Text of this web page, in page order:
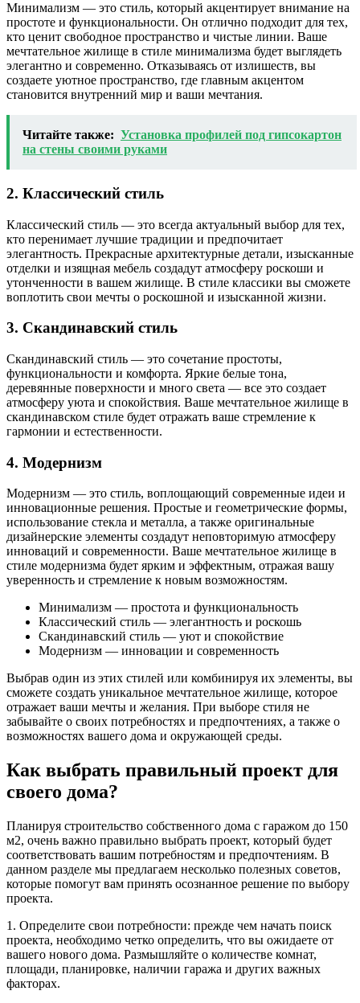
Минимализм — это стиль, который акцентирует внимание на
простоте и функциональности. Он отлично подходит для тех,
кто ценит свободное пространство и чистые линии. Ваше
мечтательное жилище в стиле минимализма будет выглядеть
элегантно и современно. Отказываясь от излишеств, вы
создаете уютное пространство, где главным акцентом
становится внутренний мир и ваши мечтания.
Читайте также: Установка профилей под гипсокартон
на стены своими руками
2. Классический стиль
Классический стиль — это всегда актуальный выбор для тех,
кто перенимает лучшие традиции и предпочитает
элегантность. Прекрасные архитектурные детали, изысканные
отделки и изящная мебель создадут атмосферу роскоши и
утонченности в вашем жилище. В стиле классики вы сможете
воплотить свои мечты о роскошной и изысканной жизни.
3. Скандинавский стиль
Скандинавский стиль — это сочетание простоты,
функциональности и комфорта. Яркие белые тона,
деревянные поверхности и много света — все это создает
атмосферу уюта и спокойствия. Ваше мечтательное жилище в
скандинавском стиле будет отражать ваше стремление к
гармонии и естественности.
4. Модернизм
Модернизм — это стиль, воплощающий современные идеи и
инновационные решения. Простые и геометрические формы,
использование стекла и металла, а также оригинальные
дизайнерские элементы создадут неповторимую атмосферу
инноваций и современности. Ваше мечтательное жилище в
стиле модернизма будет ярким и эффектным, отражая вашу
уверенность и стремление к новым возможностям.
Минимализм — простота и функциональность
Классический стиль — элегантность и роскошь
Скандинавский стиль — уют и спокойствие
Модернизм — инновации и современность
Выбрав один из этих стилей или комбинируя их элементы, вы
сможете создать уникальное мечтательное жилище, которое
отражает ваши мечты и желания. При выборе стиля не
забывайте о своих потребностях и предпочтениях, а также о
возможностях вашего дома и окружающей среды.
Как выбрать правильный проект для
своего дома?
Планируя строительство собственного дома с гаражом до 150
м2, очень важно правильно выбрать проект, который будет
соответствовать вашим потребностям и предпочтениям. В
данном разделе мы предлагаем несколько полезных советов,
которые помогут вам принять осознанное решение по выбору
проекта.
1. Определите свои потребности: прежде чем начать поиск
проекта, необходимо четко определить, что вы ожидаете от
вашего нового дома. Размышляйте о количестве комнат,
площади, планировке, наличии гаража и других важных
факторах.